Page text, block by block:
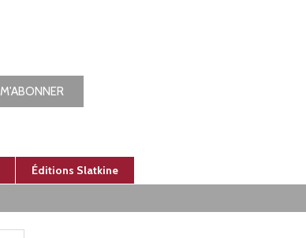
M'ABONNER
Éditions Slatkine